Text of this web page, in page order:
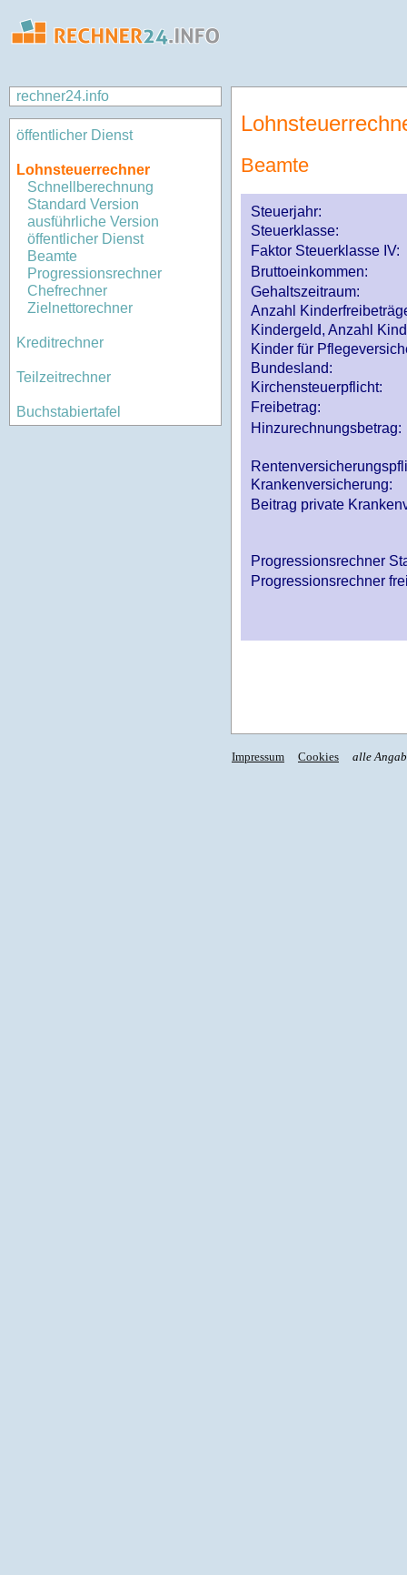
rechner24.info
öffentlicher Dienst
Lohnsteuerrechner
Schnellberechnung
Standard Version
ausführliche Version
öffentlicher Dienst
Beamte
Progressionsrechner
Chefrechner
Zielnettorechner
Kreditrechner
Teilzeitrechner
Buchstabiertafel
Beamte
Steuerjahr:
Steuerklasse:
Faktor Steuerklasse IV:
Bruttoeinkommen:
Gehaltszeitraum:
Anzahl
Kindergeld, Anzahl
Kinder für
Bundesland:
Kirchensteuerpflicht:
Freibetrag:
Hinzurechnungsbetrag:
Krankenversicherung:
Beitrag private
Progressionsrechner
Progressionsrechner
Impressum Cookies alle